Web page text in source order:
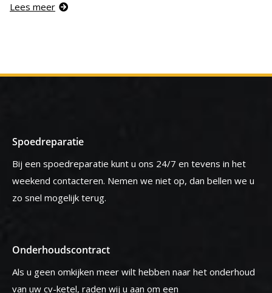
Lees meer
Spoedreparatie
Bij een spoedreparatie kunt u ons 24/7 en tevens in het
weekend contacteren. Nemen we niet op, dan bellen we u
zo snel mogelijk terug.
Onderhoudscontract
Als u geen omkijken meer wilt hebben naar het onderhoud
van uw cv-ketel, raden wij u aan om een